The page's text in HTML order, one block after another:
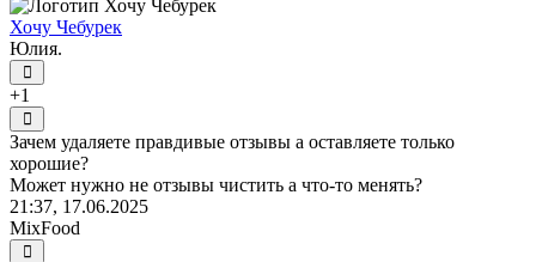
Хочу Чебурек
Юлия.
+1
Зачем удаляете правдивые отзывы а оставляете только
хорошие?
Может нужно не отзывы чистить а что-то менять?
21:37, 17.06.2025
MixFood